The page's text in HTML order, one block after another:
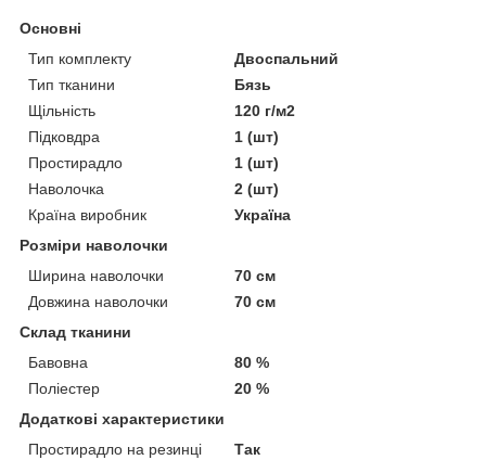
Основні
Тип комплекту
Двоспальний
Тип тканини
Бязь
Щільність
120 г/м2
Підковдра
1 (шт)
Простирадло
1 (шт)
Наволочка
2 (шт)
Країна виробник
Україна
Розміри наволочки
Ширина наволочки
70 см
Довжина наволочки
70 см
Склад тканини
Бавовна
80 %
Поліестер
20 %
Додаткові характеристики
Простирадло на резинці
Так